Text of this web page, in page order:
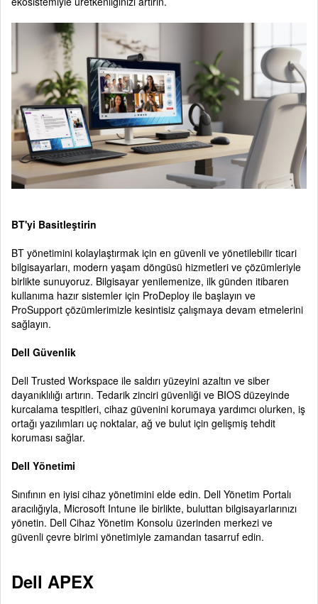
BT'yi Basitleştirin
BT yönetimini kolaylaştırmak için en güvenli ve yönetilebilir ticari
bilgisayarları, modern yaşam döngüsü hizmetleri ve çözümleriyle
birlikte sunuyoruz. Bilgisayar yenilemenize, ilk günden itibaren
kullanıma hazır sistemler için ProDeploy ile başlayın ve
ProSupport çözümlerimizle kesintisiz çalışmaya devam etmelerini
sağlayın.
Dell Güvenlik
Dell Trusted Workspace ile saldırı yüzeyini azaltın ve siber
dayanıklılığı artırın. Tedarik zinciri güvenliği ve BIOS düzeyinde
kurcalama tespitleri, cihaz güvenini korumaya yardımcı olurken, iş
ortağı yazılımları uç noktalar, ağ ve bulut için gelişmiş tehdit
koruması sağlar.
Dell Yönetimi
Sınıfının en iyisi cihaz yönetimini elde edin. Dell Yönetim Portalı
aracılığıyla, Microsoft Intune ile birlikte, buluttan bilgisayarlarınızı
yönetin. Dell Cihaz Yönetim Konsolu üzerinden merkezi ve
güvenli çevre birimi yönetimiyle zamandan tasarruf edin.
Dell APEX